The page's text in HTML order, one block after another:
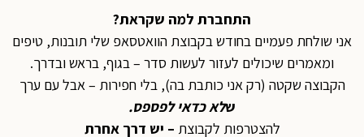
התחברת למה שקראת?
אני שולחת פעמיים בחודש בקבוצת הוואטסאפ שלי תובנות, טיפים
ומאמרים שיכולים לעזור לעשות סדר – בגוף, בראש ובדרך.
הקבוצה שקטה (רק אני כותבת בה), בלי חפירות – אבל עם ערך
שלא כדאי לפספס.
להצטרפות לקבוצת– יש דרך אחרת